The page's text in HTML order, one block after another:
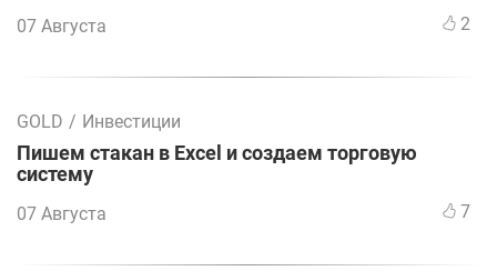
07 Августа 2
GOLD / Инвестиции
Пишем стакан в Excel и создаем торговую
систему
07 Августа 7